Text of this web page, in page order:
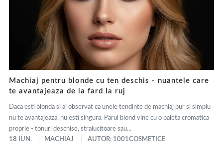
Machiaj pentru blonde cu ten deschis - nuantele care
te avantajeaza de la fard la ruj
Daca esti blonda si ai observat ca unele tendinte de machiaj pur si simplu
nu te avantajeaza, nu esti singura. Parul blond vine cu o paleta cromatica
proprie - tonuri deschise, stralucitoare sau...
18 IUN.
MACHIAJ AUTOR: 1001COSMETICE